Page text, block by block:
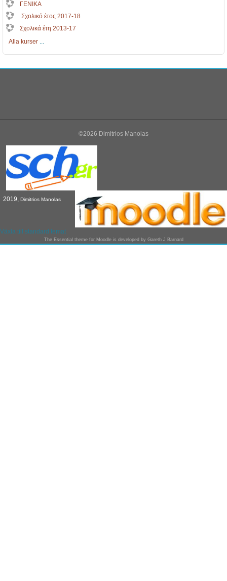
ΓΕΝΙΚΑ
Σχολικό έτος 2017-18
Σχολικά έτη 2013-17
Alla kurser
©2026 Dimitrios Manolas
2019, Dimitrios Manolas
Växla till standard temat
The Essential theme for Moodle is developed by Gareth J Barnard